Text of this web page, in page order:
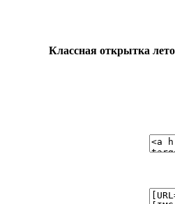
Классная открытка